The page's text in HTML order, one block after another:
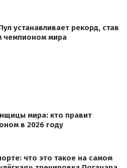
устанавливает рекорд, став
чемпионом мира
мира: кто правит
в 2026 году
что это такое на самом